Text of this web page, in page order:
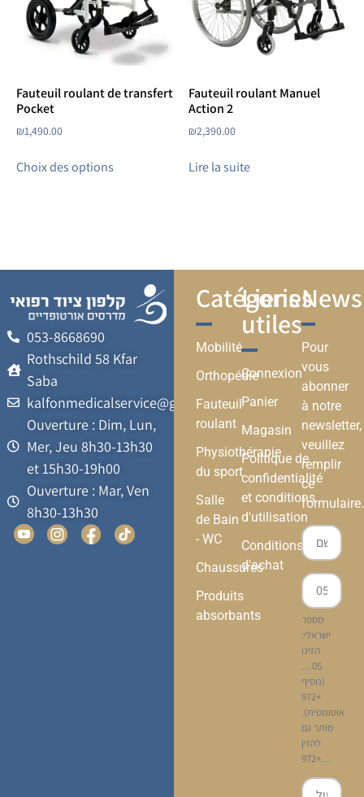
Fauteuil roulant de transfert
Pocket
₪1,490.00
Choix des options
Fauteuil roulant Manuel
Action 2
₪2,390.00
Lire la suite
053-8668690
Rothschild 58 Kfar
Saba
kalfonmedicalservice@gmail.com
Ouverture : Dim, Lun,
Mer, Jeu 8h30-13h30
et 15h30-19h00
Ouverture : Mar, Ven
8h30-13h30
Catégories
Mobilité
Orthopédie
Fauteuil
roulant
Physiothérapie
du sport
Salle
de Bain
- WC
Chaussures
Produits
absorbants
Liens
utiles
Connexion
Panier
Magasin
Politique de
confidentialité
et conditions
d'utilisation
Conditions
d'achat
Pour
vous
abonner
à notre
newsletter,
veuillez
remplir
ce
formulaire.
מספר
ישראלי:
הזינו
05…
(נוסיף
+972
אוטומטית).
מותר גם
להזין
+972…